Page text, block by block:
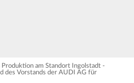
am Standort Ingolstadt -
des Vorstands der AUDI AG für